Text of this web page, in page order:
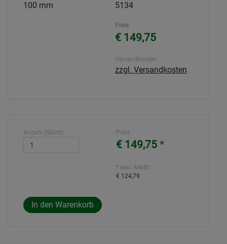
100 mm 5134
Preis
€ 149,75
Versandkosten
zzgl. Versandkosten
Anzahl (Stück): Preis
€ 149,75 *
* exkl. MwSt.:
€ 124,79